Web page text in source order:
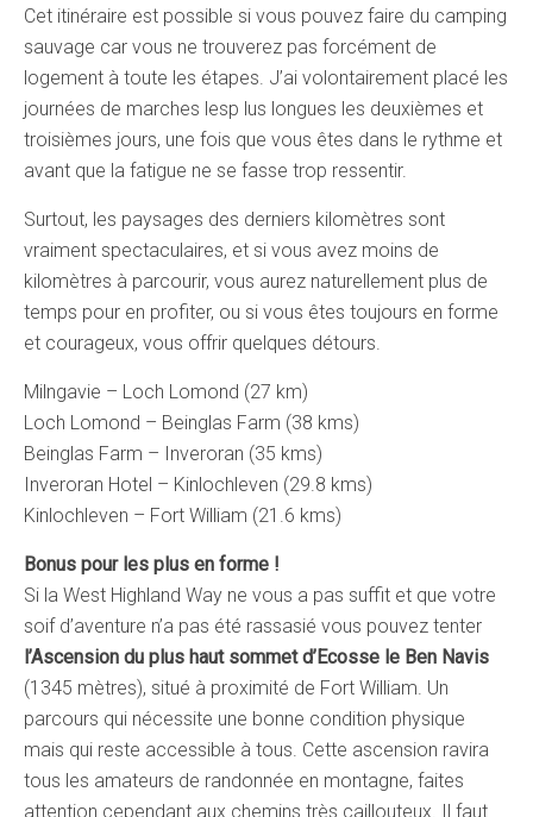
Cet itinéraire est possible si vous pouvez faire du camping
sauvage car vous ne trouverez pas forcément de
logement à toute les étapes. J’ai volontairement placé les
journées de marches lesp lus longues les deuxièmes et
troisièmes jours, une fois que vous êtes dans le rythme et
avant que la fatigue ne se fasse trop ressentir.
Surtout, les paysages des derniers kilomètres sont
vraiment spectaculaires, et si vous avez moins de
kilomètres à parcourir, vous aurez naturellement plus de
temps pour en profiter, ou si vous êtes toujours en forme
et courageux, vous offrir quelques détours.
Milngavie – Loch Lomond (27 km)
Loch Lomond – Beinglas Farm (38 kms)
Beinglas Farm – Inveroran (35 kms)
Inveroran Hotel – Kinlochleven (29.8 kms)
Kinlochleven – Fort William (21.6 kms)
Bonus pour les plus en forme !
Si la West Highland Way ne vous a pas suffit et que votre
soif d’aventure n’a pas été rassasié vous pouvez tenter
l’Ascension du plus haut sommet d’Ecosse le Ben Navis
(1345 mètres), situé à proximité de Fort William. Un
parcours qui nécessite une bonne condition physique
mais qui reste accessible à tous. Cette ascension ravira
tous les amateurs de randonnée en montagne, faites
attention cependant aux chemins très caillouteux. Il faut